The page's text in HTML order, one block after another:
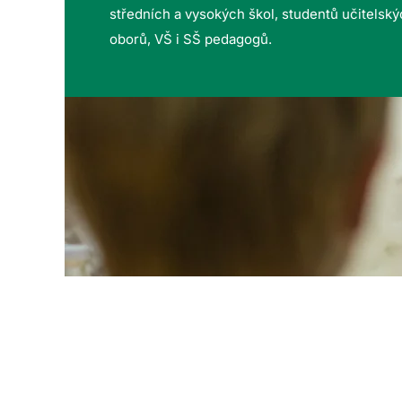
středních a vysokých škol, studentů
oborů, VŠ i SŠ pedagogů.